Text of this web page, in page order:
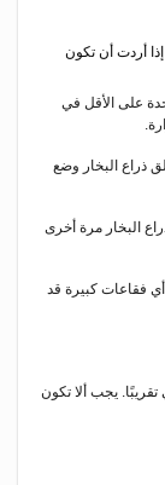
مقياس حرارة والتوقف عند 62 درجة إذا أردت أن تكون
على الأقل في
ذراع البخار وضع
البخار مرة أخرى
فقاعات كبيرة قد
يجب ألا تكون